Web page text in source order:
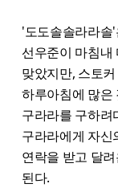
'도도솔솔라라솔
선우준이 마침내
맞았지만, 스토
하루아침에 많은
구라라를 구하려
구라라에게 자신
연락을 받고 달
된다.